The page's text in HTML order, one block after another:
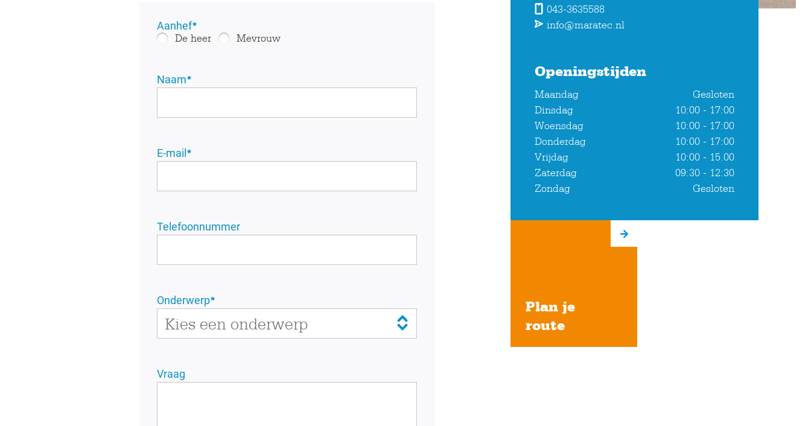
Aanhef*
De heer Mevrouw
Naam*
E-mail *
Telefoonnummer
Onderwerp*
Vraag
043-3635588
info@maratec.nl
Openingstijden
Maandag
Gesloten
Dinsdag
10:00 - 17:00
Woensdag
10:00 - 17:00
Donderdag
10:00 - 17:00
Vrijdag
10:00 - 15.00
Zaterdag
09:30 - 12:30
Zondag
Gesloten
Plan je
route